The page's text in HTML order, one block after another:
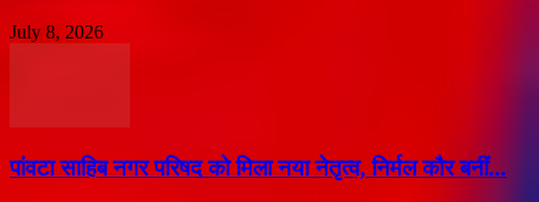
July 8, 2026
पांवटा साहिब नगर परिषद को मिला नया नेतृत्व, निर्मल कौर बनीं...